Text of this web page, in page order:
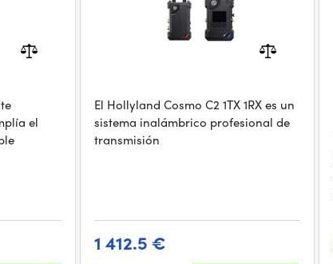
el
El Hollyland Cosmo C2 1TX 1RX es un
sistema inalámbrico profesional de
transmisión
1 412.5 €